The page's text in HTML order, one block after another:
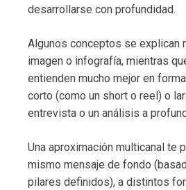
desarrollarse con profundidad.
Algunos conceptos se explican
imagen o infografía, mientras
entienden mucho mejor en
corto (como un short o reel) o
entrevista o un análisis a
Una aproximación multicanal te
mismo mensaje de fondo
pilares definidos), a distintos